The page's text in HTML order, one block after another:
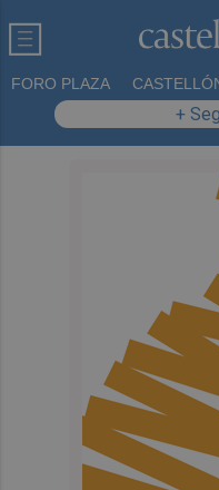
FORO PLAZA
+